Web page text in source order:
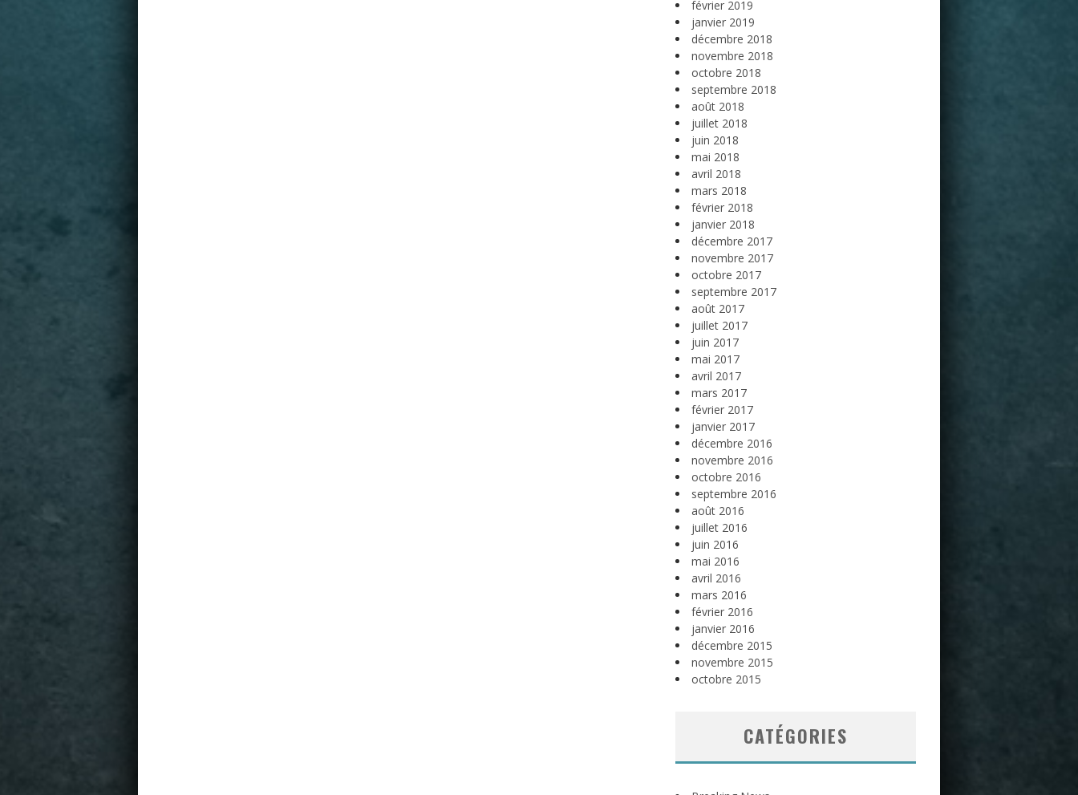
février 2019
janvier 2019
décembre 2018
novembre 2018
octobre 2018
septembre 2018
août 2018
juillet 2018
juin 2018
mai 2018
avril 2018
mars 2018
février 2018
janvier 2018
décembre 2017
novembre 2017
octobre 2017
septembre 2017
août 2017
juillet 2017
juin 2017
mai 2017
avril 2017
mars 2017
février 2017
janvier 2017
décembre 2016
novembre 2016
octobre 2016
septembre 2016
août 2016
juillet 2016
juin 2016
mai 2016
avril 2016
mars 2016
février 2016
janvier 2016
décembre 2015
novembre 2015
octobre 2015
CATÉGORIES